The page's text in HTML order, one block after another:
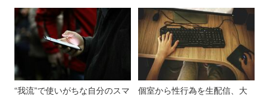
“我流”で使いがちな自分のスマ
個室から性行為を生配信、大